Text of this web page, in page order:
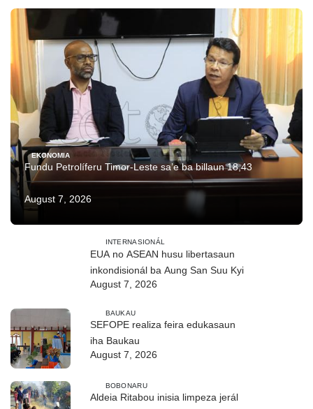
EKONOMIA
Fundu Petrolíferu Timor-Leste sa’e ba billaun 18,43
August 7, 2026
INTERNASIONÁL
EUA no ASEAN husu libertasaun
inkondisionál ba Aung San Suu Kyi
August 7, 2026
BAUKAU
SEFOPE realiza feira edukasaun
iha Baukau
August 7, 2026
BOBONARU
Aldeia Ritabou inisia limpeza jerál